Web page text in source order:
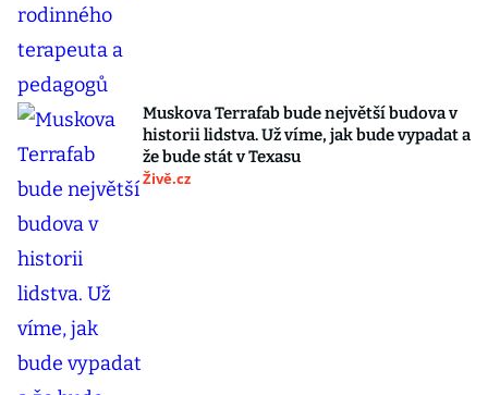
Muskova Terrafab bude největší budova v
historii lidstva. Už víme, jak bude vypadat a
že bude stát v Texasu
Živě.cz